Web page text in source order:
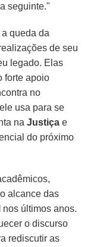
seguinte."
queda da
de seu
legado. Elas
forte apoio
no
usa para se
naJustiça e
do próximo
alcance das
nos últimos anos.
o discurso
rediscutir as